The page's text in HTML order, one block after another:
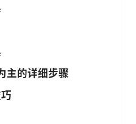
主的详细步骤